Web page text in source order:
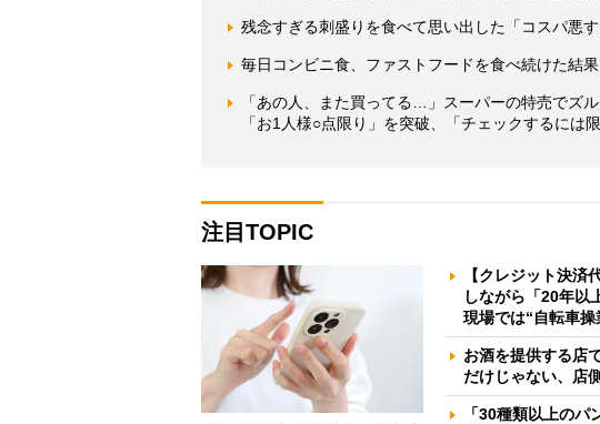
残念すぎる刺盛りを食べて思い出した「コスパ悪
毎日コンビニ食、ファストフードを食べ続けた結
「あの人、また買ってる…」スーパーの特売でズ
「お1人様○点限り」を突破、「チェックするには
注目TOPIC
【クレジット決済
しながら「20年
現場では“自転車
お酒を提供する店
だけじゃない、店
「30種類以上の